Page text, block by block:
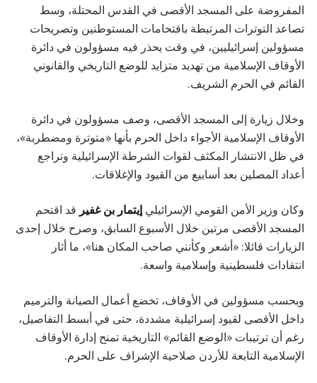
المفروضة على المسجد الأقصى في القدس المحتلة، وسط
تصاعد التوترات المرتبطة باقتحامات المستوطنين وتصريحات
مسؤولين إسرائيليين، في وقت يحذر فيه مسؤولون في دائرة
الأوقاف الإسلامية من تهديد متزايد للوضع التاريخي والقانوني
القائم في الحرم الشريف.
وخلال زيارة إلى المسجد الأقصى، وصف مسؤولون في دائرة
الأوقاف الإسلامية الأجواء داخل الحرم بأنها «متوترة ومضطربة»،
في ظل الانتشار المكثف لقوات الشرطة الإسرائيلية وتراجع
أعداد المصلين بعد أسابيع من القيود والإغلاقات.
وكان وزير الأمن القومي الإسرائيلي إيتمار بن غفير قد اقتحم
المسجد الأقصى مرتين خلال الأسبوع السابق، وصرح خلال إحدى
الزيارات قائلا: «أشعر وكأنني صاحب المكان هنا»، ما أثار
انتقادات فلسطينية وإسلامية واسعة.
وبحسب مسؤولين في الأوقاف، تخضع أعمال الصيانة والترميم
داخل الأقصى لقيود إسرائيلية مشددة، حتى في أبسط التفاصيل،
رغم أن ترتيبات «الوضع القائم» التاريخية تمنح إدارة الأوقاف
الإسلامية التابعة للأردن صلاحية الإشراف على الحرم.